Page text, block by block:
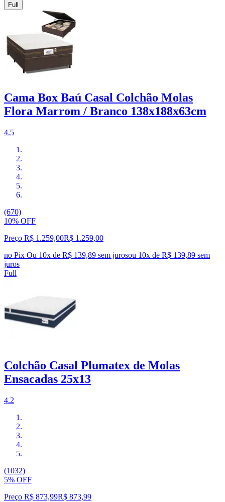
Full
Cama Box Baú Casal Colchão Molas
Flora Marrom / Branco 138x188x63cm
4.5
(670)
10% OFF
Preço R$ 1.259,00R$ 1.259,00
no Pix Ou 10x de R$ 139,89 sem jurosou 10x de R$ 139,89 sem
juros
Full
Colchão Casal Plumatex de Molas
Ensacadas 25x13
4.2
(1032)
5% OFF
Preço R$ 873,99R$ 873,99